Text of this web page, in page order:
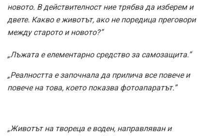
новото. В действителност ние трябва да изберем и
двете. Какво е животът, ако не поредица преговори
между старото и новото?”
„Лъжата е елементарно средство за самозащита.”
„Реалността е започнала да прилича все повече и
повече на това, което показва фотоапаратът.”
„Животът на твореца е воден, направляван и